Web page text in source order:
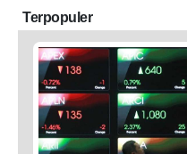
Terpopuler